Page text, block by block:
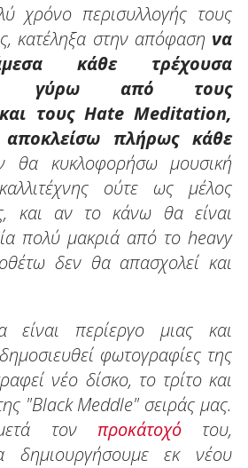
χρόνο περισυλλογής τους
κατέληξα στην απόφαση να
κάθε τρέχουσα
γύρω από τους
τους Hate Meditation,
πλήρως κάθε
θα κυκλοφορήσω μουσική
ούτε ως μέλος
και αν το κάνω θα είναι
πολύ μακριά από το heavy
δεν θα απασχολεί και
είναι περίεργο μιας και
φωτογραφίες της
νέο δίσκο, το τρίτο και
"Black Meddle" σειράς μας.
τον προκάτοχότου,
δημιουργήσουμε εκ νέου